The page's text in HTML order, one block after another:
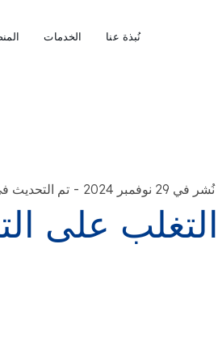
نُبذة عنا الخدمات
نُشر في 29 نوفمبر 2024 - تم التحديث في 15 مايو
التغلب على